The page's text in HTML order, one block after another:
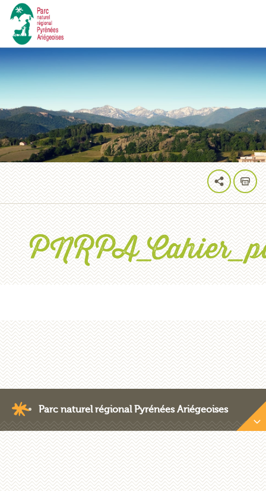
Parc naturel régional Pyrénées Ariégeoises
Nous contacter
Crédits photos
Plan du site
Mentions légales